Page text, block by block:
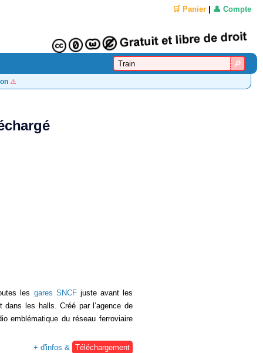
🛒 Panier 👤 Compte
⚠️
les gares SNCFjuste avant les
les halls. Créé par l’agence de
emblématique du réseau ferroviaire
+ d'infos &
Téléchargement